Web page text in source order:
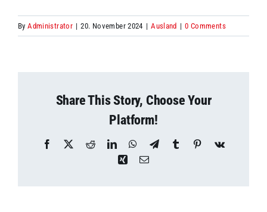
ByAdministrator | 20. November 2024 | Ausland | 0 Comments
Share This Story, Choose Your
Platform!
Facebook RedditLinkedInWhatsApp
TelegramTumblr Pinterest
Vk
XingEmail